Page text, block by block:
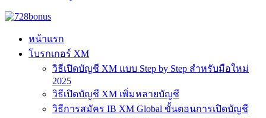
หน้าแรก
โบรกเกอร์ XM
วิธีเปิดบัญชี XM แบบ Step by Step สำหรับมือใหม่
2025
วิธีเปิดบัญชี XM เพิ่มหลายบัญชี
วิธีการสมัคร IB XM Global ขั้นตอนการเปิดบัญชี